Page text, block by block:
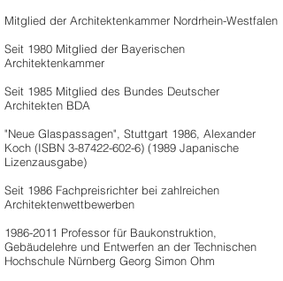
Mitglied der Architektenkammer Nordrhein-Westfalen
Seit 1980 Mitglied der Bayerischen
Architektenkammer
Seit 1985 Mitglied des Bundes Deutscher
Architekten BDA
"Neue Glaspassagen", Stuttgart 1986, Alexander
Koch (ISBN 3-87422-602-6) (1989 Japanische
Lizenzausgabe)
Seit 1986 Fachpreisrichter bei zahlreichen
Architektenwettbewerben
1986-2011 Professor für Baukonstruktion,
Gebäudelehre und Entwerfen an der Technischen
Hochschule Nürnberg Georg Simon Ohm